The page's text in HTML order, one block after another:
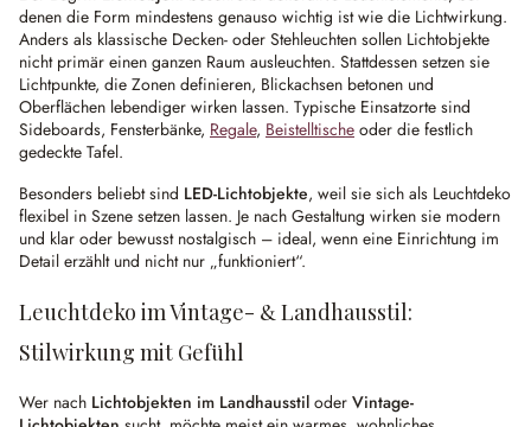
denen die Form mindestens genauso wichtig ist wie die Lichtwirkung.
Anders als klassische Decken- oder Stehleuchten sollen Lichtobjekte
nicht primär einen ganzen Raum ausleuchten. Stattdessen setzen sie
Lichtpunkte, die Zonen definieren, Blickachsen betonen und
Oberflächen lebendiger wirken lassen. Typische Einsatzorte sind
Sideboards, Fensterbänke, Regale, Beistelltische oder die festlich
gedeckte Tafel.
Besonders beliebt sind LED-Lichtobjekte, weil sie sich als Leuchtdeko
flexibel in Szene setzen lassen. Je nach Gestaltung wirken sie modern
und klar oder bewusst nostalgisch – ideal, wenn eine Einrichtung im
Detail erzählt und nicht nur „funktioniert“.
Leuchtdeko im Vintage- & Landhausstil:
Stilwirkung mit Gefühl
Wer nach Lichtobjekten im Landhausstil oder Vintage-